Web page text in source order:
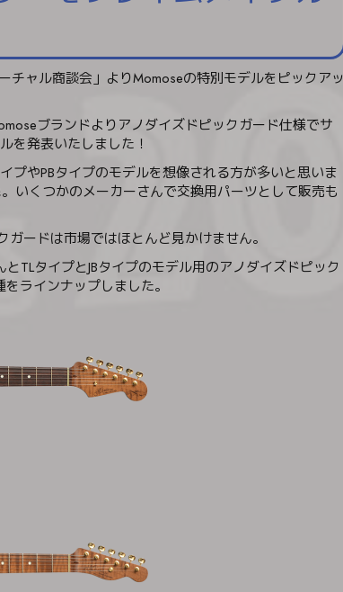
ャル商談会」よりMomoseの特別モデルをピックアッ
ブランドよりアノダイズドピックガード仕様でサ
を発表いたしました！
プやPBタイプのモデルを想像される方が多いと思いま
いくつかのメーカーさんで交換用パーツとして販売も
ードは市場ではほとんど見かけません。
TLタイプとJBタイプのモデル用のアノダイズドピック
ラインナップしました。